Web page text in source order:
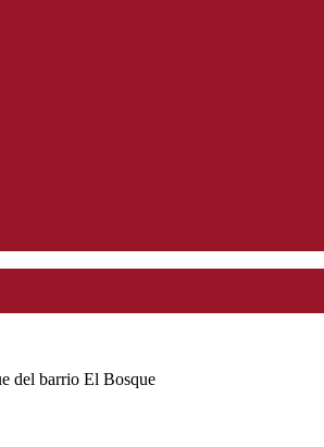
del barrio El Bosque